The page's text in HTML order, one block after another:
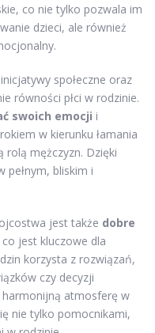
co nie tylko pozwala im
dzieci, ale również
społeczne oraz
równości płci w rodzinie.
swoich emocji i
w kierunku łamania
rolą mężczyzn. Dzięki
pełnym, bliskim i
jest także dobre
jest kluczowe dla
korzysta z rozwiązań,
czy decyzji
atmosferę w
nie tylko pomocnikami,